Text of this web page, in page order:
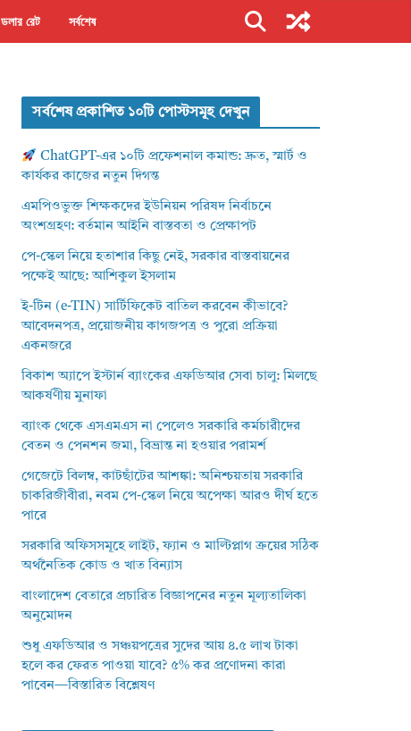
ডলার রেট সর্বশেষ
সর্বশেষ প্রকাশিত ১০টি পোস্টসমূহ দেখুন
ChatGPT-এর ১০টি প্রফেশনাল কমান্ড: দ্রুত, স্মার্ট ও
কার্যকর কাজের নতুন দিগন্ত
এমপিওভুক্ত শিক্ষকদের ইউনিয়ন পরিষদ নির্বাচনে
অংশগ্রহণ: বর্তমান আইনি বাস্তবতা ও প্রেক্ষাপট
পে-স্কেল নিয়ে হতাশার কিছু নেই, সরকার বাস্তবায়নের
পক্ষেই আছে: আশিকুল ইসলাম
ই-টিন (e-TIN) সার্টিফিকেট বাতিল করবেন কীভাবে?
আবেদনপত্র, প্রয়োজনীয় কাগজপত্র ও পুরো প্রক্রিয়া
একনজরে
বিকাশ অ্যাপে ইস্টার্ন ব্যাংকের এফডিআর সেবা চালু: মিলছে
আকর্ষণীয় মুনাফা
ব্যাংক থেকে এসএমএস না পেলেও সরকারি কর্মচারীদের
বেতন ও পেনশন জমা, বিভ্রান্ত না হওয়ার পরামর্শ
গেজেটে বিলম্ব, কাটছাঁটের আশঙ্কা: অনিশ্চয়তায় সরকারি
চাকরিজীবীরা, নবম পে-স্কেল নিয়ে অপেক্ষা আরও দীর্ঘ হতে
পারে
সরকারি অফিসসমূহে লাইট, ফ্যান ও মাল্টিপ্লাগ ক্রয়ের সঠিক
অর্থনৈতিক কোড ও খাত বিন্যাস
বাংলাদেশ বেতারে প্রচারিত বিজ্ঞাপনের নতুন মূল্যতালিকা
অনুমোদন
শুধু এফডিআর ও সঞ্চয়পত্রের সুদের আয় ৪.৫ লাখ টাকা
হলে কর ফেরত পাওয়া যাবে? ৫% কর প্রণোদনা কারা
পাবেন—বিস্তারিত বিশ্লেষণ